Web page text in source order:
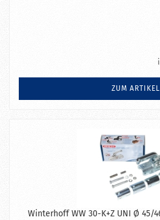
ZUM ARTIKEL
Winterhoff WW 30-K+Z UNI Ø 45/